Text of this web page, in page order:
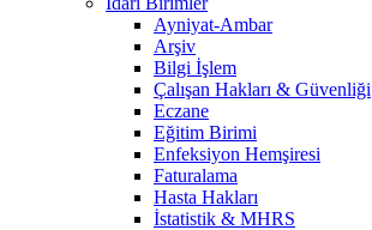
Ayniyat-Ambar
Arşiv
Bilgi İşlem
Çalışan Hakları & Güvenliği
Eczane
Eğitim Birimi
Enfeksiyon Hemşiresi
Faturalama
Hasta Hakları
İstatistik & MHRS